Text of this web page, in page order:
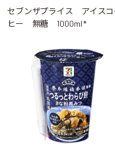
セブンザプライス アイスコ
ヒー 無糖 1000ml *